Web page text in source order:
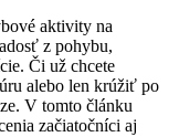
aktivity na
z pohybu,
Či už chcete
alebo len krúžiť po
V tomto článku
začiatočníci aj